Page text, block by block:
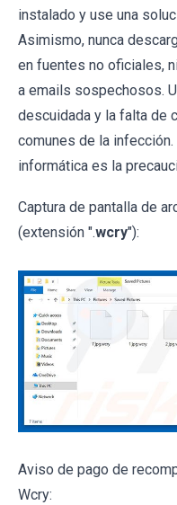
instalado y use una
Asimismo, nunca
en fuentes no oficiales,
a emails sospechosos.
descuidada y la falta de
comunes de la
informática es la
Captura de pantalla de
(extensión ".wcry"):
Aviso de pago de
Wcry: